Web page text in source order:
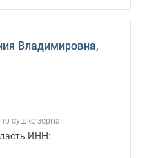
Владимировна,
сушке зерна
ИНН: